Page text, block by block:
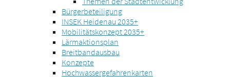
Bürgerbeteiligung
INSEK Heidenau 2035+
Mobilitätskonzept 2035+
Lärmaktionsplan
Breitbandausbau
Konzepte
Hochwassergefahrenkarten